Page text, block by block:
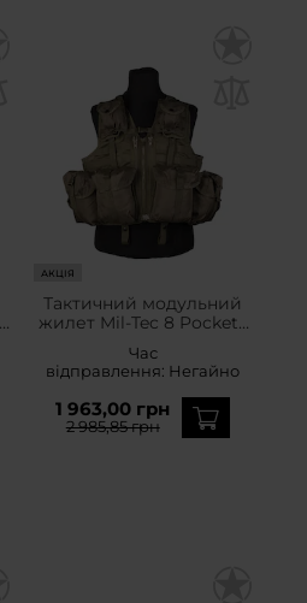
АКЦІЯ
Тактичний модульний
жилет Mil-Tec 8 Pockets
System - Olive
Час
відправлення: Негайно
1 963,00 грн
2 985,85 грн